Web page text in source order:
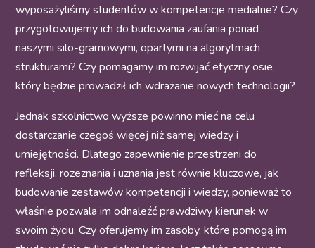
wyposażyliśmy studentów w kompetencje medialne? Czy
przygotowujemy ich do budowania zaufania ponad
naszymi silo-gramowymi, opartymi na algorytmach
strukturami? Czy pomagamy im rozwijać etyczny osie,
który będzie prowadził ich wdrażanie nowych technologii?
Jednak szkolnictwo wyższe powinno mieć na celu
dostarczanie czegoś więcej niż samej wiedzy i
umiejętności. Dlatego zapewnienie przestrzeni do
refleksji, rozeznania i uznania jest równie kluczowe, jak
budowanie zestawów kompetencji i wiedzy, ponieważ to
właśnie pozwala im odnaleźć prawdziwy kierunek w
swoim życiu. Czy oferujemy im zasoby, które pomogą im